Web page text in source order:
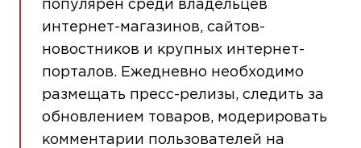
популярен среди владельцев
интернет-магазинов, сайтов-
новостников и крупных интернет-
порталов. Ежедневно необходимо
размещать пресс-релизы, следить за
обновлением товаров, модерировать
комментарии пользователей на